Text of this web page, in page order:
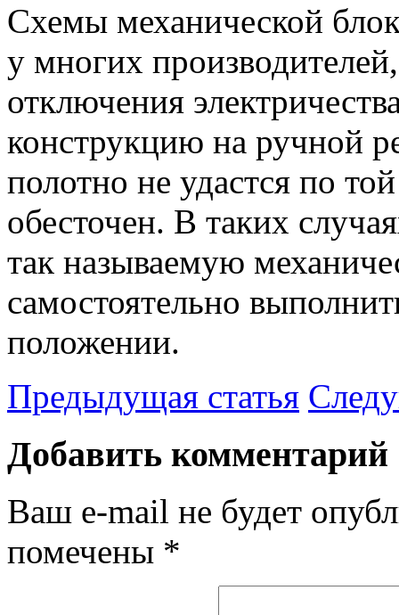
Схемы механической
у многих
отключения
конструкцию на ручной
полотно не удастся по
обесточен. В таких
так называемую
самостоятельно
положении.
Предыдущая статья
Добавить комментарий
Ваш e-mail не будет
помечены *